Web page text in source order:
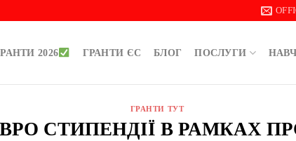
2026 ГРАНТИ ЄС БЛОГ ПОСЛУГИ
ГРАНТИ ТУТ
СТИПЕНДІЇ В РАМКАХ